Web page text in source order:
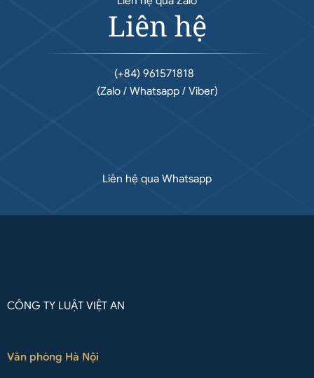
Liên hệ
(+84) 961571818
(Zalo / Whatsapp / Viber)
Liên hệ qua Whatsapp
CÔNG TY LUẬT VIỆT AN
Văn phòng Hà Nội